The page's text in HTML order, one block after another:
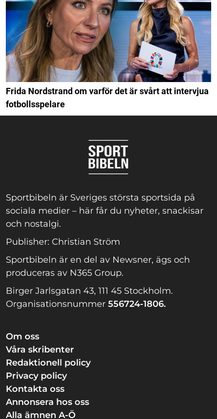
Frida Nordstrand om varför det är svårt att intervjua
fotbollsspelare
Sportbibeln är Sveriges största sportsida på
sociala medier – här får du nyheter, snackisar
och nostalgi.
Publisher: Christian Ström
Sportbibeln är en del av Newsner, ägs och
produceras av N365 Group.
Birger Jarlsgatan 43, 111 45 Stockholm.
Organisationsnummer 556724-1806.
Om oss
Våra skribenter
Redaktionell policy
Privacy policy
Kontakta oss
Annonsera hos oss
Alla ämnen A-Ö